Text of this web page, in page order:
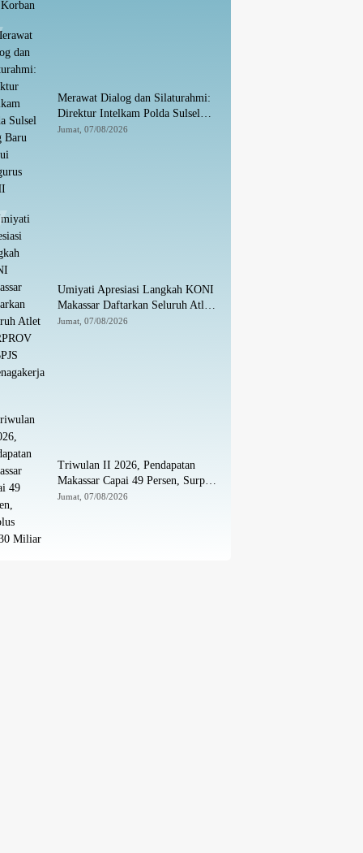
Merawat Dialog dan Silaturahmi:
Direktur Intelkam Polda Sulsel
yang Baru Temui Pengurus PBHI
Jumat, 07/08/2026
Umiyati Apresiasi Langkah KONI
Makassar Daftarkan Seluruh Atlet
PORPROV ke BPJS
Jumat, 07/08/2026
Triwulan II 2026, Pendapatan
Makassar Capai 49 Persen, Surplus
Rp130 Miliar
Jumat, 07/08/2026